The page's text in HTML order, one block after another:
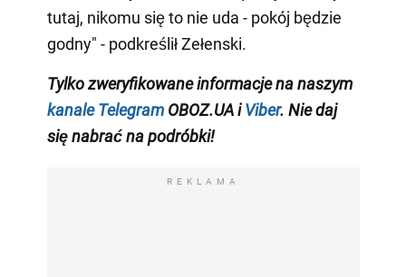
tutaj, nikomu się to nie uda - pokój będzie
godny" - podkreślił Zełenski.
Tylko zweryfikowane informacje na naszym
kanale TelegramOBOZ.UA iViber. Nie daj
się nabrać na podróbki!
REKLAMA